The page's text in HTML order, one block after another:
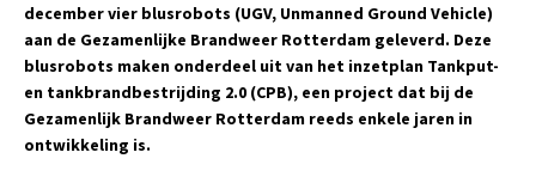
december vier blusrobots (UGV, Unmanned Ground Vehicle)
aan de Gezamenlijke Brandweer Rotterdam geleverd. Deze
blusrobots maken onderdeel uit van het inzetplan Tankput-
en tankbrandbestrijding 2.0 (CPB), een project dat bij de
Gezamenlijk Brandweer Rotterdam reeds enkele jaren in
ontwikkeling is.